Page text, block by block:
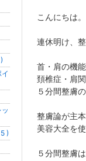
こんにちは。
連休明け、
首・肩の機
頚椎症・肩
５分間整膚
整膚論が主
美容大全を
５分間整膚
)